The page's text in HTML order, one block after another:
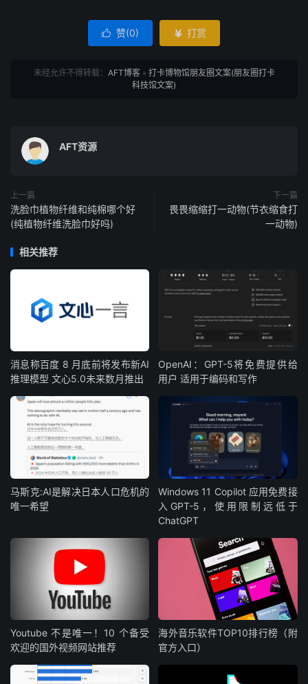
 赞(0)  打赏
未经允许不得转载： AFT博客» 打卡博物馆朋友圈文案(朋友圈打卡
科技馆文案)
AFT资源
上一篇
洗脸巾植物纤维和纯棉哪个好
(纯植物纤维洗脸巾好吗)
下一篇
畏畏缩缩打一动物(节衣缩食打
一动物)
相关推荐
消息称百度 8 月底前将发布新AI
推理模型 文心5.0未来数月推出
OpenAI：GPT-5将免费提供给
用户 适用于编码和写作
马斯克:AI是解决日本人口危机的
唯一希望
Windows 11 Copilot 应用免费接
入GPT-5，使用限制远低于
ChatGPT
Youtube 不是唯一！10 个备受
欢迎的国外视频网站推荐
海外音乐软件TOP10排行榜（附
官方入口）